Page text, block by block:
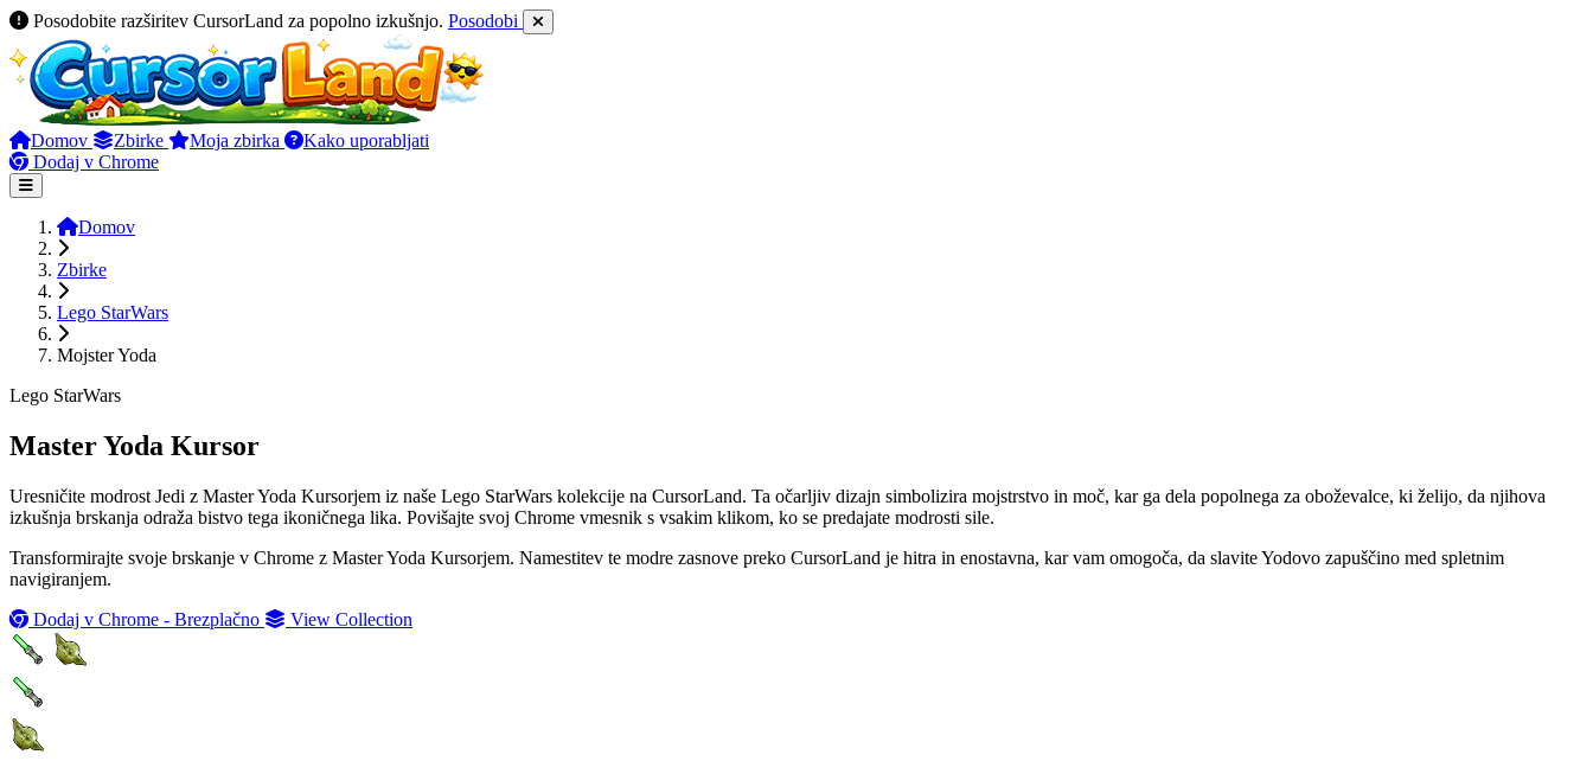
Posodobite razširitev CursorLand za popolno izkušnjo. Posodobi
Domov Zbirke Moja zbirka
Kako uporabljati
Dodaj v Chrome
Domov
Zbirke
Lego StarWars
Mojster Yoda
Lego StarWars
Master Yoda Kursor
Uresničite modrost Jedi z Master Yoda Kursorjem iz naše Lego StarWars kolekcije na CursorLand. Ta očarljiv dizajn simbolizira mojstrstvo in moč, kar ga dela popolnega za oboževalce, ki želijo, da njihova
izkušnja brskanja odraža bistvo tega ikoničnega lika. Povišajte svoj Chrome vmesnik s vsakim klikom, ko se predajate modrosti sile.
Transformirajte svoje brskanje v Chrome z Master Yoda Kursorjem. Namestitev te modre zasnove preko CursorLand je hitra in enostavna, kar vam omogoča, da slavite Yodovo zapuščino med spletnim
navigiranjem.
Dodaj v Chrome - Brezplačno
View Collection